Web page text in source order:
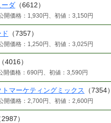
ーダ （6612）
開価格：1,930円、初値：3,150円
（7357）
開価格：1,250円、初値：3,025円
（4016）
開価格：690円、初値：3,590円
トマーケティングミックス （7354）
開価格：2,700円、初値：2,600円
2987）